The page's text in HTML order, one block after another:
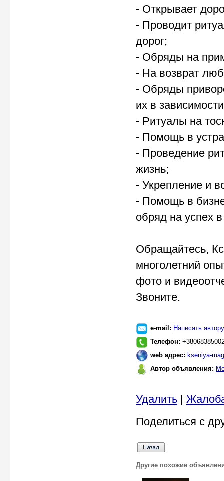
- Открывает
- Проводит
дорог;
- Обряды на
- На возврат
- Обряды
их в
- Ритуалы на
- Помощь в
- Проведение
жизнь;
- Укрепление и
- Помощь в
обряд на успех
Обращайтесь,
многолетний
фото и
Звоните.
e-mail: Написать автору
Телефон:
web адрес: kseniya-
Автор объявления:
Удалить |
Поделиться с
Другие похожие